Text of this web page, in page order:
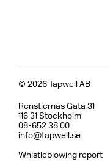
© 2026 Tapwell AB
Renstiernas Gata 31
116 31 Stockholm
08-652 38 00
info@tapwell.se
Whistleblowing report